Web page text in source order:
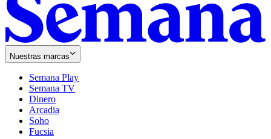
Nuestras marcas
Semana Play
Semana TV
Dinero
Arcadia
Soho
in
Fucsia